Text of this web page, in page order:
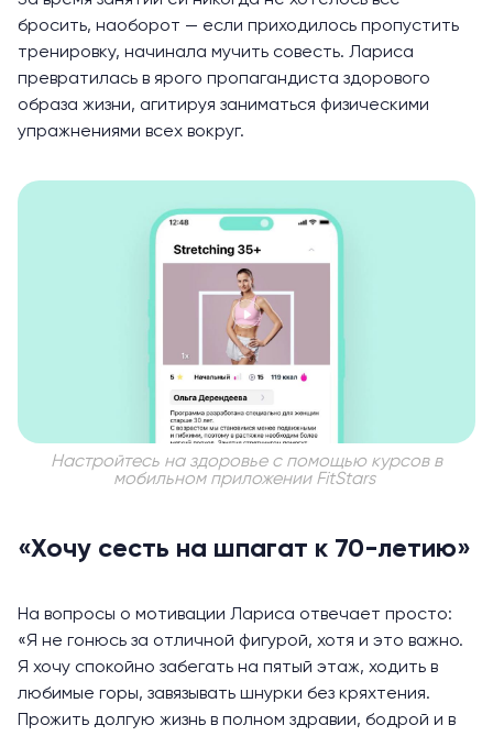
бросить, наоборот — если приходилось пропустить
тренировку, начинала мучить совесть. Лариса
превратилась в ярого пропагандиста здорового
образа жизни, агитируя заниматься физическими
упражнениями всех вокруг.
Настройтесь на здоровье с помощью курсов в
мобильном приложении FitStars
«Хочу сесть на шпагат к 70-летию»
На вопросы о мотивации Лариса отвечает просто:
«Я не гонюсь за отличной фигурой, хотя и это важно.
Я хочу спокойно забегать на пятый этаж, ходить в
любимые горы, завязывать шнурки без кряхтения.
Прожить долгую жизнь в полном здравии, бодрой и в